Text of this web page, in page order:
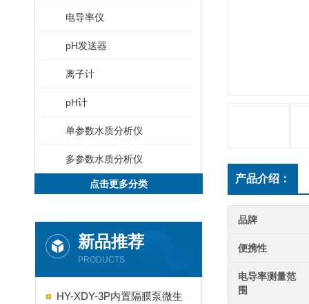
电导率仪
pH发送器
离子计
pH计
单参数水质分析仪
多参数水质分析仪
点击更多分类
新品推荐
PRODUCTS
HY-XDY-3P内置隔膜泵微生
产品介绍：
品牌
便携性
电导率测量范
围